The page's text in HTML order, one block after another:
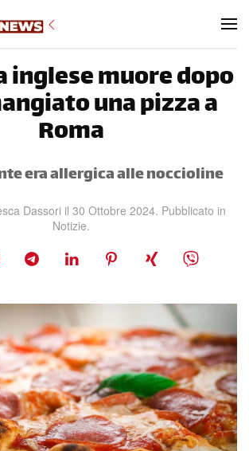
inglese muore dopo
una pizza a
Roma
era allergica alle noccioline
Dassori il 30 Ottobre 2024. Pubblicato in
Notizie.